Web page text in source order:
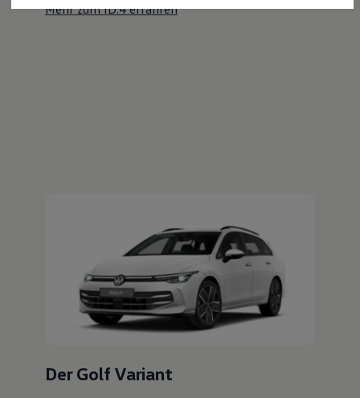
Entertainment und Elektronik
Live Beratung
Transport
Familie
Elektromobilität
Volkswagen R
Pannen- und Unfallhilfe
Mehr zum ID.4 erfahren
Der Golf Variant
Viel Platz, viel Freiheit. Entdecken Sie den
Golf Variant!